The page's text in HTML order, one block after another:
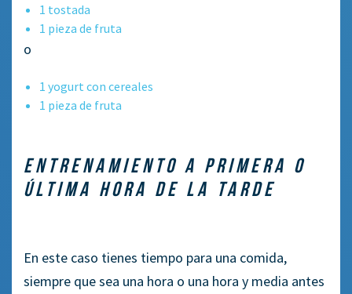
1 tostada
1 pieza de fruta
o
1 yogurt con cereales
1 pieza de fruta
ENTRENAMIENTO A PRIMERA O
ÚLTIMA HORA DE LA TARDE
En este caso tienes tiempo para una comida,
siempre que sea una hora o una hora y media antes